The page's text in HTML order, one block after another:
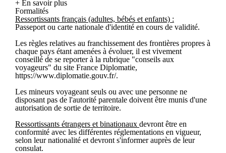
+ En savoir plus
Formalités
Ressortissants français (adultes, bébés et enfants) :
Passeport ou carte nationale d'identité en cours de validité.
Les règles relatives au franchissement des frontières propres à
chaque pays étant amenées à évoluer, il est vivement
conseillé de se reporter à la rubrique "conseils aux
voyageurs" du site France Diplomatie,
https://www.diplomatie.gouv.fr/.
Les mineurs voyageant seuls ou avec une personne ne
disposant pas de l'autorité parentale doivent être munis d'une
autorisation de sortie de territoire.
Ressortissants étrangers et binationaux devront être en
conformité avec les différentes réglementations en vigueur,
selon leur nationalité et devront s'informer auprès de leur
consulat.